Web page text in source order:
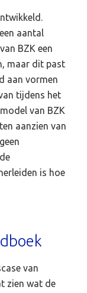
aantal
BZK een
maar dit past
aan vormen
tijdens het
van BZK
aanzien van
is hoe
van
zien wat de